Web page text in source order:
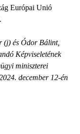
Európai Unió
(j) és Ódor Bálint,
Képviseletének
miniszterei
december 12-én